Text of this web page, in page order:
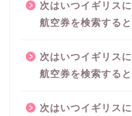
次はいつイギリス
航空券を検索する
次はいつイギリス
航空券を検索する
次はいつイギリス